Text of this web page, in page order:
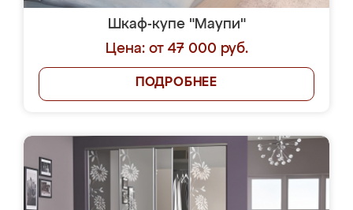
Шкаф-купе "Маупи"
Цена: от 47 000 руб.
ПОДРОБНЕЕ